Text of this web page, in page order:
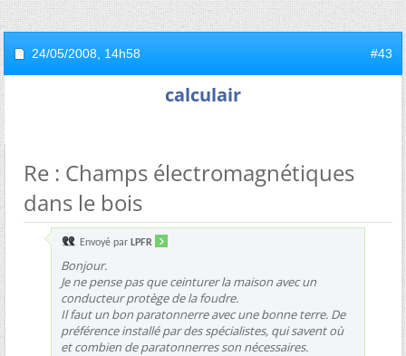
24/05/2008, 14h58 #43
calculair
Re : Champs électromagnétiques
dans le bois
Envoyé par LPFR
Bonjour.
Je ne pense pas que ceinturer la maison avec un
conducteur protège de la foudre.
Il faut un bon paratonnerre avec une bonne terre. De
préférence installé par des spécialistes, qui savent où
et combien de paratonnerres son nécessaires.